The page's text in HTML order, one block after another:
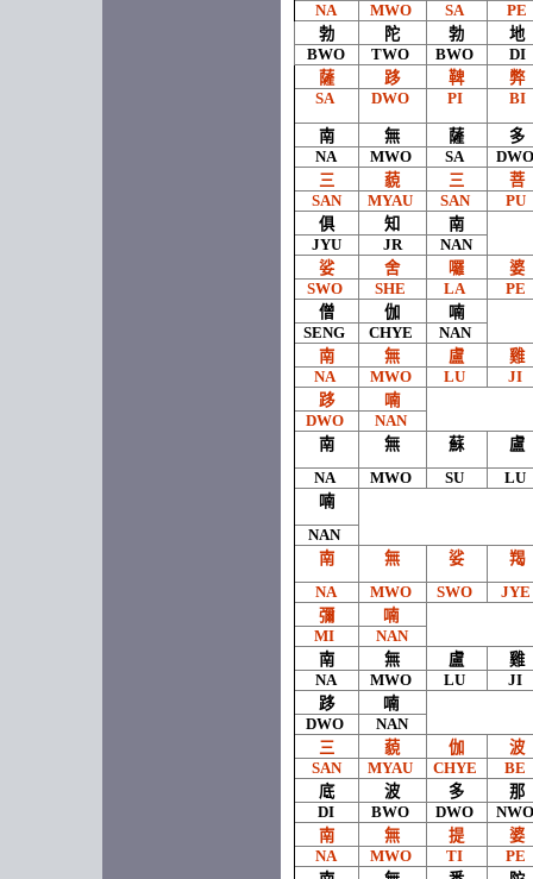
NA
MWO SA
PE
勃
陀 勃
地
BWO
TWO BWO
DI
薩
跢 鞞
弊
SA
DWO PI BI
南 無 薩
多
NA
MWO SA
三
藐 三
菩
SAN
MYAU SAN
PU
俱
知
南
JYU
JR
NAN
娑
舍 囉
婆
SWO
SHE LA
PE
僧
伽
喃
SENG
CHYE
NAN
南
無 盧
雞
NA
MWO LU
JI
跢
喃
DWO
NAN
南
無 蘇
盧
NA
MWO SU
LU
喃
NAN
南
無 娑
羯
NA
MWO SWO
JYE
彌
喃
MI
NAN
南
無 盧
雞
NA
MWO LU
JI
跢
喃
DWO
NAN
三
藐 伽
波
SAN
MYAU CHYE
BE
底
波 多
那
DI
BWO DWO
南
無 提
婆
NA
MWO TI
PE